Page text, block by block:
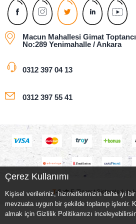
Çerez Kullanımı
Kişisel verileriniz, hizmetlerimizin daha iyi
mevzuata uygun bir şekilde toplanıp işlenir.
almak için Gizlilik Politikamızı
Macun Mahallesi Gimat
No:289 Yenimahalle / Ankara
0312 397 04 13
0312 397 55 41
T-SoftE-TicaretSistemleriyle